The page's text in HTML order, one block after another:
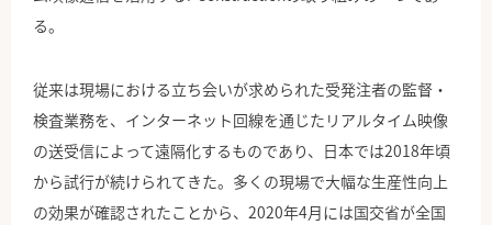
る。
従来は現場における立ち会いが求められた受発注者の監督・
検査業務を、インターネット回線を通じたリアルタイム映像
の送受信によって遠隔化するものであり、日本では2018年頃
から試行が続けられてきた。多くの現場で大幅な生産性向上
の効果が確認されたことから、2020年4月には国交省が全国